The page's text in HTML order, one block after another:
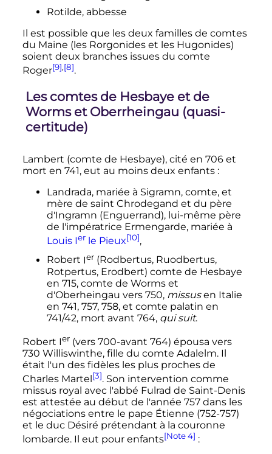
Rotilde, abbesse
Il est possible que les deux familles de comtes
du Maine (les Rorgonides et les Hugonides)
soient deux branches issues du comte
Roger[9],[8].
Les comtes de Hesbaye et de
Worms et Oberrheingau (quasi-
certitude)
Lambert (comte de Hesbaye), cité en 706 et
mort en 741, eut au moins deux enfants :
Landrada, mariée à Sigramn, comte, et
mère de saint Chrodegand et du père
d'Ingramn (Enguerrand), lui-même père
de l'impératrice Ermengarde, mariée à
Louis Ier le Pieux[10],
Robert Ier(Rodbertus, Ruodbertus,
Rotpertus, Erodbert) comte de Hesbaye
en 715, comte de Worms et
d'Oberheingau vers 750, missusen Italie
en 741, 757, 758, et comte palatin en
741/42, mort avant 764, qui suit.
Robert Ier(vers 700-avant 764) épousa vers
730 Williswinthe, fille du comte Adalelm. Il
était l'un des fidèles les plus proches de
Charles Martel [3]. Son intervention comme
missus royal avec l'abbé Fulrad de Saint-Denis
est attestée au début de l'année 757 dans les
négociations entre le pape Étienne (752-757)
et le duc Désiré prétendant à la couronne
lombarde. Il eut pour enfants[Note 4] :